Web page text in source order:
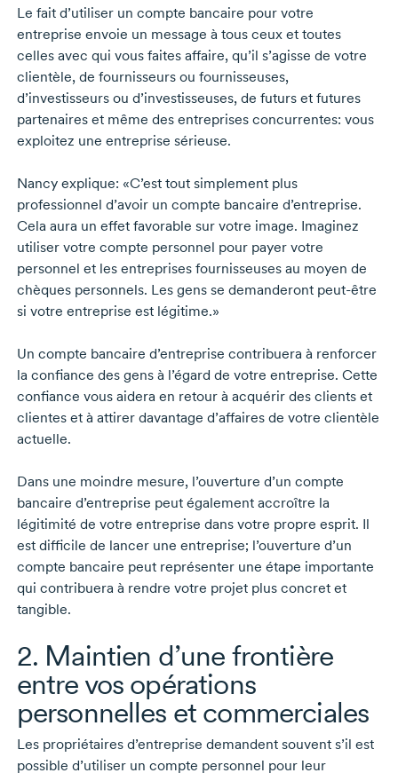
Le fait d’utiliser un compte bancaire pour votre
entreprise envoie un message à tous ceux et toutes
celles avec qui vous faites affaire, qu’il s’agisse de votre
clientèle, de fournisseurs ou fournisseuses,
d’investisseurs ou d’investisseuses, de futurs et futures
partenaires et même des entreprises concurrentes: vous
exploitez une entreprise sérieuse.
Nancy explique: «C’est tout simplement plus
professionnel d’avoir un compte bancaire d’entreprise.
Cela aura un effet favorable sur votre image. Imaginez
utiliser votre compte personnel pour payer votre
personnel et les entreprises fournisseuses au moyen de
chèques personnels. Les gens se demanderont peut-être
si votre entreprise est légitime.»
Un compte bancaire d’entreprise contribuera à renforcer
la confiance des gens à l’égard de votre entreprise. Cette
confiance vous aidera en retour à acquérir des clients et
clientes et à attirer davantage d’affaires de votre clientèle
actuelle.
Dans une moindre mesure, l’ouverture d’un compte
bancaire d’entreprise peut également accroître la
légitimité de votre entreprise dans votre propre esprit. Il
est difficile de lancer une entreprise; l’ouverture d’un
compte bancaire peut représenter une étape importante
qui contribuera à rendre votre projet plus concret et
tangible.
2. Maintien d’une frontière
entre vos opérations
personnelles et commerciales
Les propriétaires d’entreprise demandent souvent s’il est
possible d’utiliser un compte personnel pour leur